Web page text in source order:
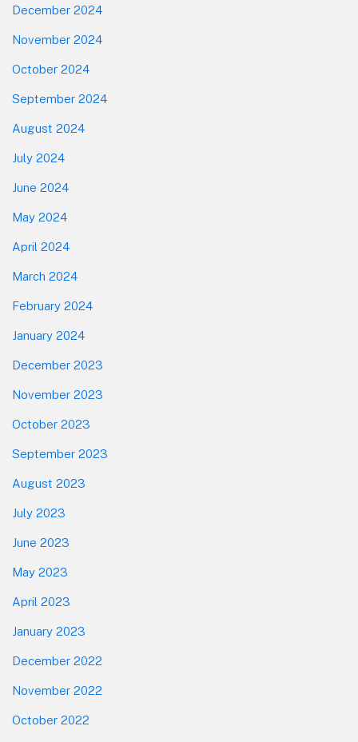
December 2024
November 2024
October 2024
September 2024
August 2024
July 2024
June 2024
May 2024
April 2024
March 2024
February 2024
January 2024
December 2023
November 2023
October 2023
September 2023
August 2023
July 2023
June 2023
May 2023
April 2023
January 2023
December 2022
November 2022
October 2022